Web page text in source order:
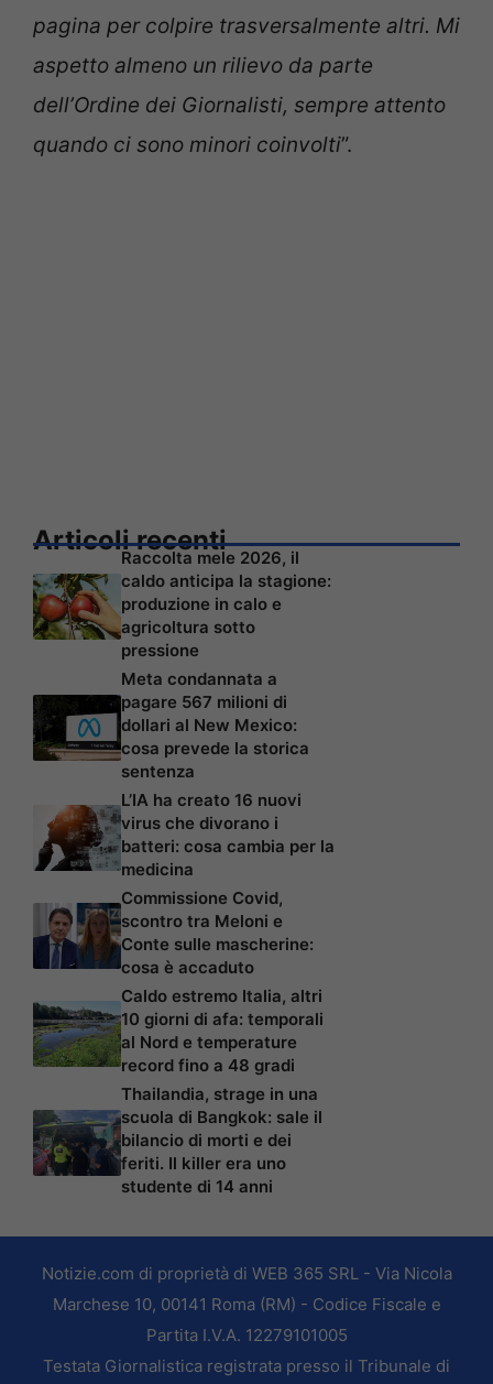
pagina per colpire trasversalmente altri. Mi
aspetto almeno un rilievo da parte
dell’Ordine dei Giornalisti, sempre attento
quando ci sono minori coinvolti”.
Articoli recenti
Raccolta mele 2026, il
caldo anticipa la stagione:
produzione in calo e
agricoltura sotto
pressione
Meta condannata a
pagare 567 milioni di
dollari al New Mexico:
cosa prevede la storica
sentenza
L’IA ha creato 16 nuovi
virus che divorano i
batteri: cosa cambia per la
medicina
Commissione Covid,
scontro tra Meloni e
Conte sulle mascherine:
cosa è accaduto
Caldo estremo Italia, altri
10 giorni di afa: temporali
al Nord e temperature
record fino a 48 gradi
Thailandia, strage in una
scuola di Bangkok: sale il
bilancio di morti e dei
feriti. Il killer era uno
studente di 14 anni
Notizie.com di proprietà di WEB 365 SRL - Via Nicola
Marchese 10, 00141 Roma (RM) - Codice Fiscale e
Partita I.V.A. 12279101005
Testata Giornalistica registrata presso il Tribunale di